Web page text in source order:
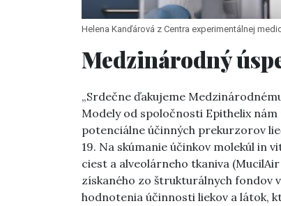
Helena Kanďárová z Centra experimentálnej
Medzinárodný
„Srdečne ďakujeme
Modely od spoločnosti Epithelix nám
potenciálne účinných prekurzorov
19. Na skúmanie účinkov molekúl in
ciest a alveolárneho tkaniva
získaného zo štrukturálnych fondov
hodnotenia účinnosti liekov a látok,